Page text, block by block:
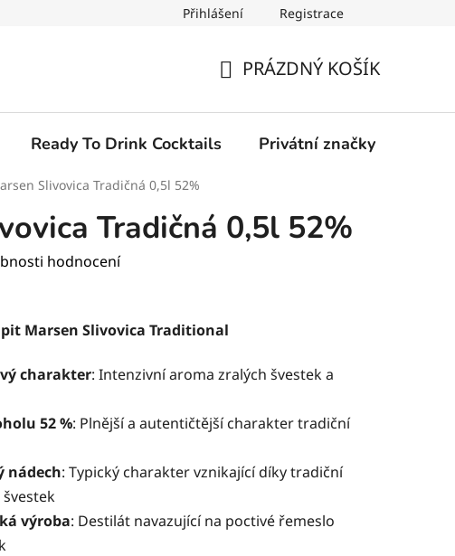
Přihlášení Registrace
KOŠÍK
PRÁZDNÝ KOŠÍK
Ready To Drink Cocktails Privátní značky
Slivovica Tradičná 0,5l 52%
Tradičná 0,5l 52%
hodnocení
Marsen Slivovica Traditional
charakter: Intenzivní aroma zralých švestek a
52 %: Plnější a autentičtější charakter tradiční
nádech: Typický charakter vznikající díky tradiční
výroba: Destilát navazující na poctivé řemeslo